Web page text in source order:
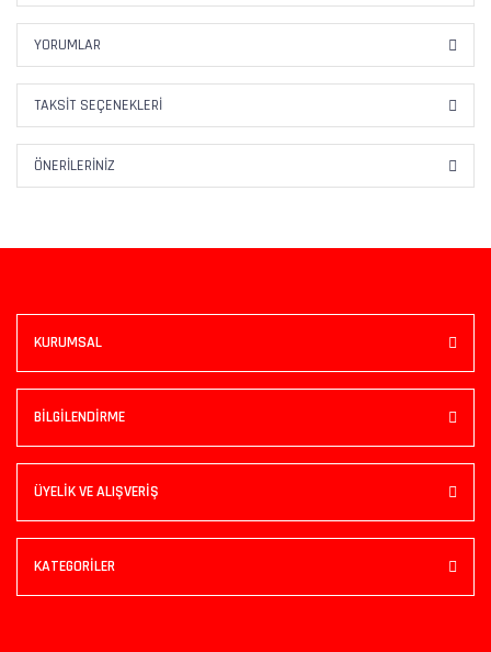
YORUMLAR
TAKSIT SEÇENEKLERI
ÖNERILERINIZ
KURUMSAL
BİLGİLENDİRME
ÜYELİK VE ALIŞVERİŞ
KATEGORİLER